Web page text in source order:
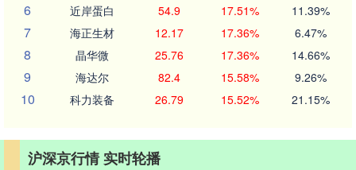
6 近岸蛋白 54.9 17.51% 11.39%
7 海正生材 12.17 17.36% 6.47%
8 晶华微 25.76 17.36% 14.66%
9 海达尔 82.4 15.58% 9.26%
10 科力装备 26.79 15.52% 21.15%
沪深京行情 实时轮播